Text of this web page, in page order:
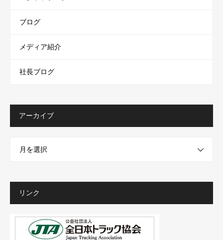
ブログ
メディア紹介
社長ブログ
アーカイブ
月を選択
リンク